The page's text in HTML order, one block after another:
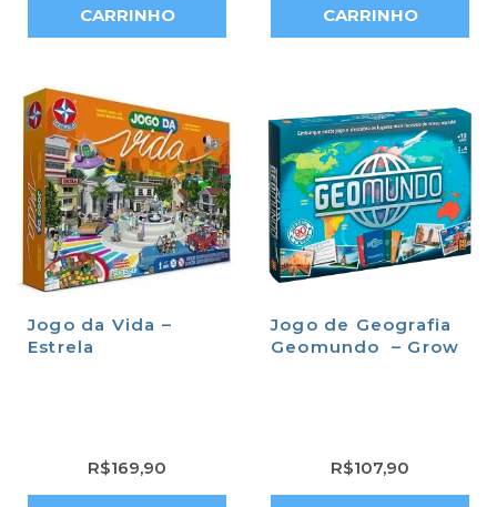
CARRINHO
CARRINHO
Jogo da Vida –
Estrela
R$169,90
Jogo de Geografia
Geomundo – Grow
R$107,90